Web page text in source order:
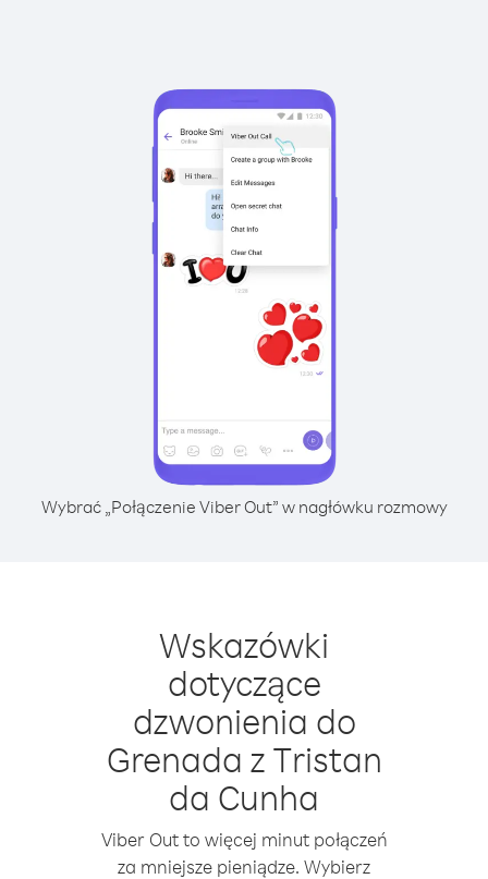
Wybrać „Połączenie Viber Out” w nagłówku rozmowy
Wskazówki
dotyczące
dzwonienia do
Grenada z Tristan
da Cunha
Viber Out to więcej minut połączeń
za mniejsze pieniądze. Wybierz